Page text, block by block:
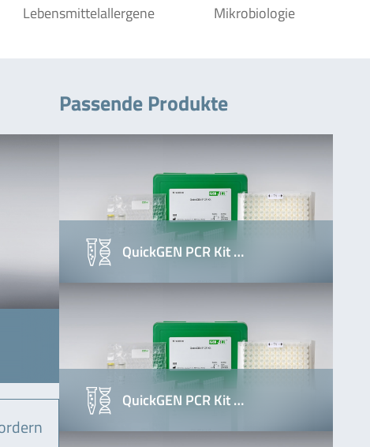
Lebensmittelallergene Mikrobiologie
Passende Produkte
QuickGEN PCR Kit …
QuickGEN PCR Kit …